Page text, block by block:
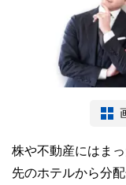
株や不動産にはま
先のホテルから分